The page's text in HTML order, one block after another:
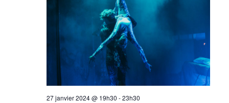
27 janvier 2024 @ 19h30 -23h30